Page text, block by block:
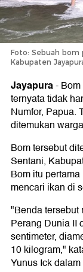
Foto: Sebuah bom
Kabupaten
Jayapura-
ternyata tidak
Numfor, Papua.
ditemukan
Bom tersebut
Sentani,
Bom itu
mencari ikan di
"Benda tersebut
Perang Dunia II
sentimeter,
10 kilogram,"
Yunus Ick